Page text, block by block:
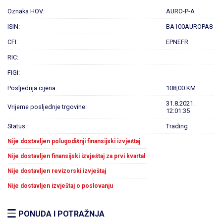
Oznaka HOV: AURO-P-A
ISIN: BA100AUROPA8
CFI: EPNEFR
RIC:
FIGI:
Posljednja cijena: 108,00 KM
Vrijeme posljednje trgovine:
31.8.2021.
12:01:35
Status: Trading
Nije dostavljen polugodišnji finansijski izvještaj
Nije dostavljen finansijski izvještaj za prvi kvartal
Nije dostavljen revizorski izvještaj
Nije dostavljen izvještaj o poslovanju
PONUDA I POTRAŽNJA